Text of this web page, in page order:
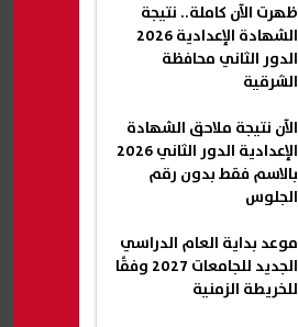
ظهرت الآن كاملة.. نتيجة
الشهادة الإعدادية 2026
الدور الثاني محافظة
الشرقية
الآن نتيجة ملاحق الشهادة
الإعدادية الدور الثاني 2026
بالاسم فقط بدون رقم
الجلوس
موعد بداية العام الدراسي
الجديد للجامعات 2027 وفقًا
للخريطة الزمنية